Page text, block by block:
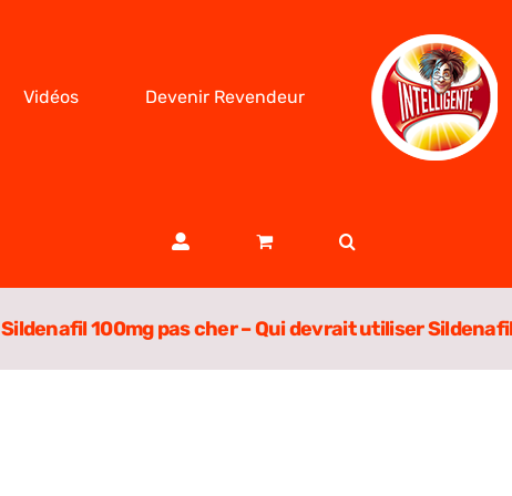
Vidéos Devenir Revendeur
Sildenafil 100mg pas cher – Qui devrait utiliser